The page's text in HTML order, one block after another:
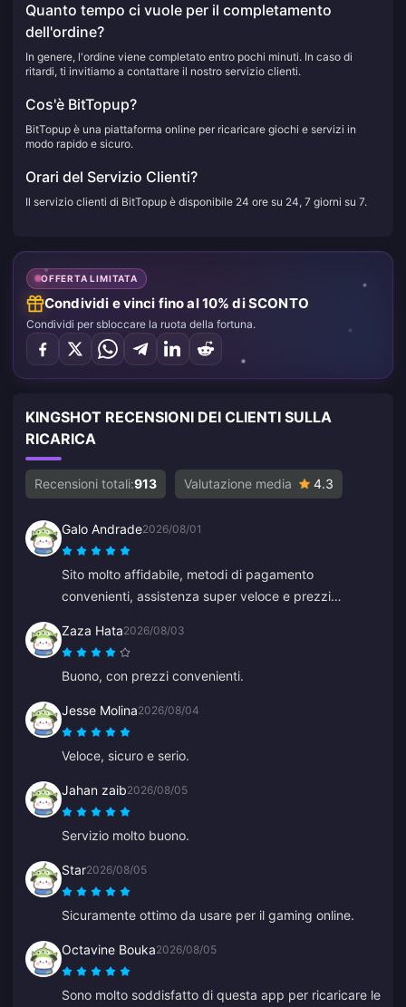
Quanto tempo ci vuole per il completamento
dell'ordine?
In genere, l'ordine viene completato entro pochi minuti. In caso di
ritardi, ti invitiamo a contattare il nostro servizio clienti.
Cos'è BitTopup?
BitTopup è una piattaforma online per ricaricare giochi e servizi in
modo rapido e sicuro.
Orari del Servizio Clienti?
Il servizio clienti di BitTopup è disponibile 24 ore su 24, 7 giorni su 7.
OFFERTA LIMITATA
Condividi e vinci fino al 10% di SCONTO
Condividi per sbloccare la ruota della fortuna.
KINGSHOT RECENSIONI DEI CLIENTI SULLA
RICARICA
Recensioni totali:913 Valutazione media 4.3
Galo Andrade2026/08/01
Sito molto affidabile, metodi di pagamento
convenienti, assistenza super veloce e prezzi
Zaza Hata2026/08/03
Buono, con prezzi convenienti.
Jesse Molina2026/08/04
Veloce, sicuro e serio.
Jahan zaib2026/08/05
Servizio molto buono.
Star2026/08/05
Sicuramente ottimo da usare per il gaming online.
Octavine Bouka2026/08/05
Sono molto soddisfatto di questa app per ricaricare le